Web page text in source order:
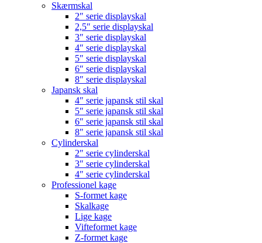
Skærmskal
2″ serie displayskal
2,5″ serie displayskal
3″ serie displayskal
4″ serie displayskal
5″ serie displayskal
6″ serie displayskal
8″ serie displayskal
Japansk skal
4″ serie japansk stil skal
5″ serie japansk stil skal
6″ serie japansk stil skal
8″ serie japansk stil skal
Cylinderskal
2″ serie cylinderskal
3″ serie cylinderskal
4″ serie cylinderskal
Professionel kage
S-formet kage
Skalkage
Lige kage
Vifteformet kage
Z-formet kage